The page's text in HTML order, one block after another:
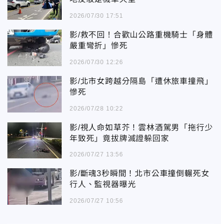
2026/07/30 17:51
影/救不回！合歡山公路重機騎士「身體
嚴重彎折」慘死
2026/07/30 12:26
影/北市女跨越分隔島「遭休旅車撞飛」
慘死
2026/07/28 10:22
影/視人命如草芥！雲林酒駕男「拖行少
年致死」竟拔牌滅證躲回家
2026/07/27 13:56
影/斷魂3秒瞬間！北市公車撞倒輾死女
行人、監視器曝光
2026/07/27 10:56